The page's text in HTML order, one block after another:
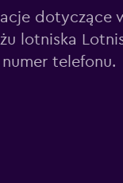
dotyczące
lotniska
numer telefonu.